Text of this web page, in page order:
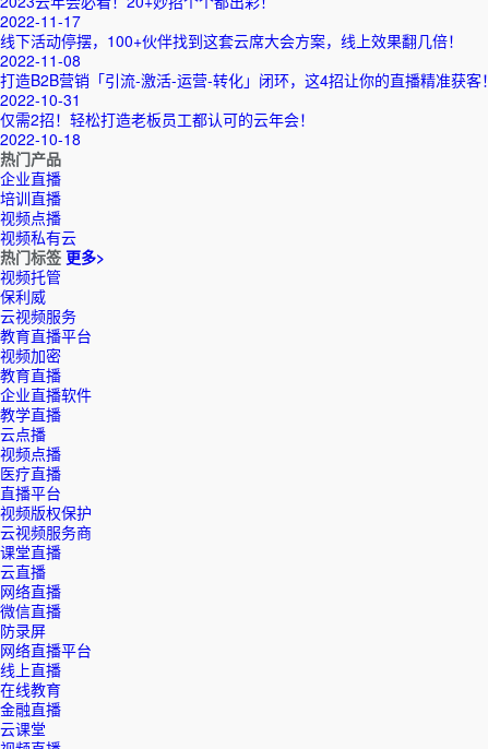
2022-11-17
线下活动停摆，100+伙伴找到这套云席大会方案，线上效果翻几倍！
2022-11-08
打造B2B营销「引流-激活-运营-转化」闭环，这4招让你的直播精准获客！
2022-10-31
仅需2招！轻松打造老板员工都认可的云年会！
2022-10-18
热门产品
企业直播
培训直播
视频点播
视频私有云
热门标签 更多>
视频托管
保利威
云视频服务
教育直播平台
视频加密
教育直播
企业直播软件
教学直播
云点播
视频点播
医疗直播
直播平台
视频版权保护
云视频服务商
课堂直播
云直播
网络直播
微信直播
防录屏
网络直播平台
线上直播
在线教育
金融直播
云课堂